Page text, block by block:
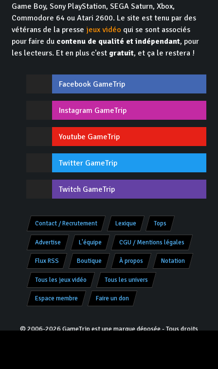
Game Boy, Sony PlayStation, SEGA Saturn, Xbox,
Commodore 64 ou Atari 2600. Le site est tenu par des
vétérans de la presse jeux vidéo qui se sont associés
pour faire du contenu de qualité et indépendant, pour
les lecteurs. Et en plus c'est gratuit, et ça le restera !
Facebook GameTrip
Instagram GameTrip
Youtube GameTrip
Twitter GameTrip
Twitch GameTrip
Contact / Recrutement Lexique Tops
Advertise L'équipe CGU / Mentions légales
Flux RSS Boutique À propos Notation
Tous les jeux vidéo Tous les univers
Espace membre Faire un don
© 2006-2026 GameTrip est une marque déposée - Tous droits